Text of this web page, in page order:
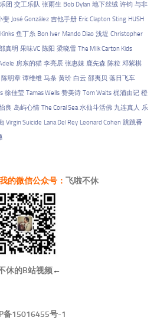
团 交工乐队 张雨生 Bob Dylan 地下丝绒 许钧 与非
斐 José González 吉他手册 Eric Clapton Sting HUSH
鱼丁糸 Bon Iver Mando Diao 浅堤 Christopher
真明 果味VC 陈阳 梁晓雪 The Milk Carton Kids
房东的猫 李亮辰 张惠妹 鹿先森 陈粒 邓紫棋
陈明章 谭维维 马条 黄玠 白云 邵夷贝 落日飞车
徐佳莹 Tamas Wells 赞美诗 Tom Waits 梶浦由记 橙
良 岛屿心情 The Coral Sea 水仙斗活佛 九连真人 乐
Virgin Suicide Lana Del Rey Leonard Cohen 跳跳番
的微信公众号： 飞啦不休
休的B站视频←
备15016455号-1